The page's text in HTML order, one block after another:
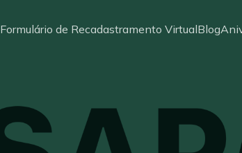
Formulário de Recadastramento VirtualBlog